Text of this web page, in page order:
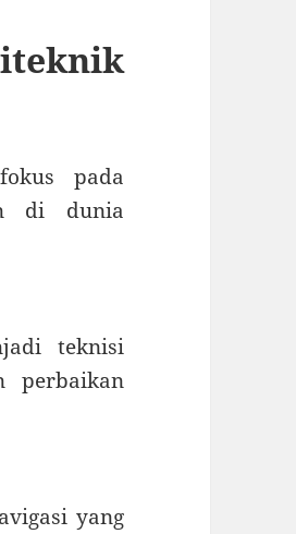
pada
di dunia
teknisi
perbaikan
yang